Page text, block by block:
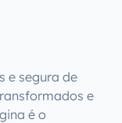
e segura de
e
é o